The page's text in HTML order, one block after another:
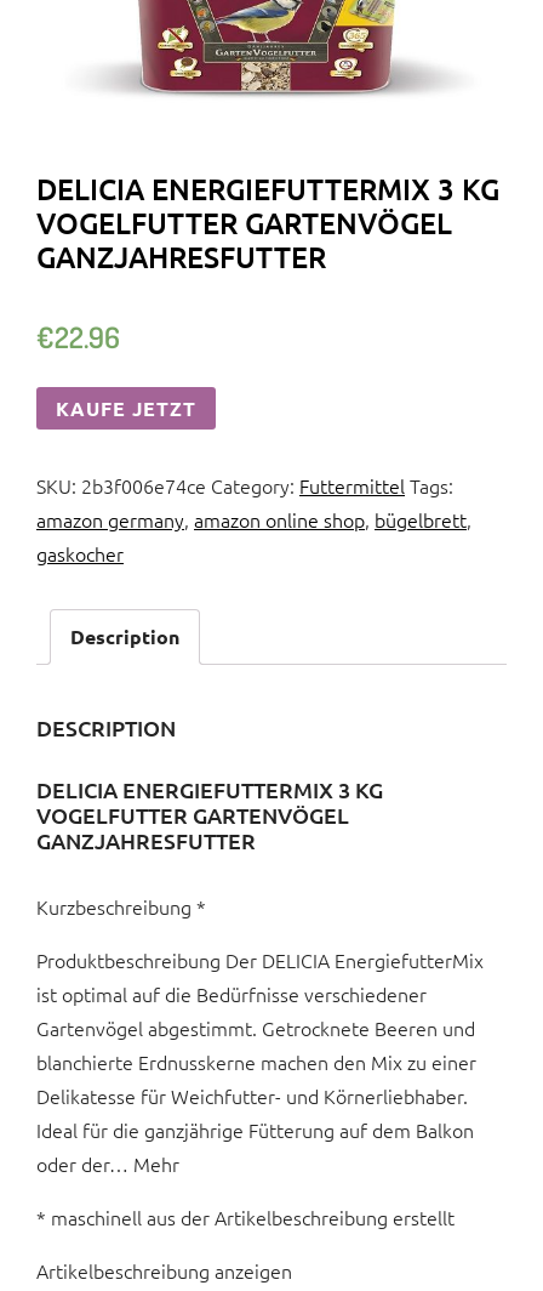
DELICIA ENERGIEFUTTERMIX 3 KG
VOGELFUTTER GARTENVÖGEL
GANZJAHRESFUTTER
€22.96
KAUFE JETZT
SKU: 2b3f006e74ce Category: FuttermittelTags:
amazon germany, amazon online shop, bügelbrett,
gaskocher
Description
DESCRIPTION
DELICIA ENERGIEFUTTERMIX 3 KG
VOGELFUTTER GARTENVÖGEL
GANZJAHRESFUTTER
Kurzbeschreibung *
Produktbeschreibung Der DELICIA EnergiefutterMix
ist optimal auf die Bedürfnisse verschiedener
Gartenvögel abgestimmt. Getrocknete Beeren und
blanchierte Erdnusskerne machen den Mix zu einer
Delikatesse für Weichfutter- und Körnerliebhaber.
Ideal für die ganzjährige Fütterung auf dem Balkon
oder der… Mehr
* maschinell aus der Artikelbeschreibung erstellt
Artikelbeschreibung anzeigen